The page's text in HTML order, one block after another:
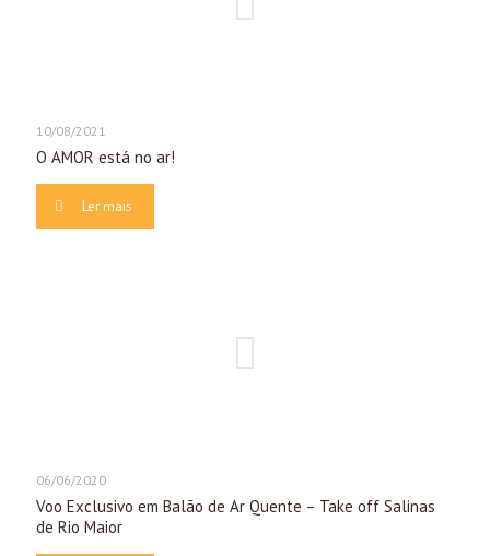
10/08/2021
O AMOR está no ar!
Ler mais
06/06/2020
Voo Exclusivo em Balão de Ar Quente – Take off Salinas
de Rio Maior